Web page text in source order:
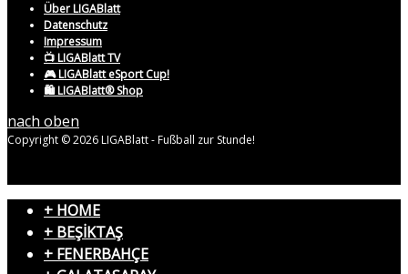
Über LIGABlatt
Datenschutz
Impressum
📺 LIGABlatt TV
🎮 LIGABlatt eSport Cup!
🛍️ LIGABlatt® Shop
nach oben
Copyright © 2026 LIGABlatt - Fußball zur Stunde!
+ HOME
+ BEŞİKTAŞ
+ FENERBAHÇE